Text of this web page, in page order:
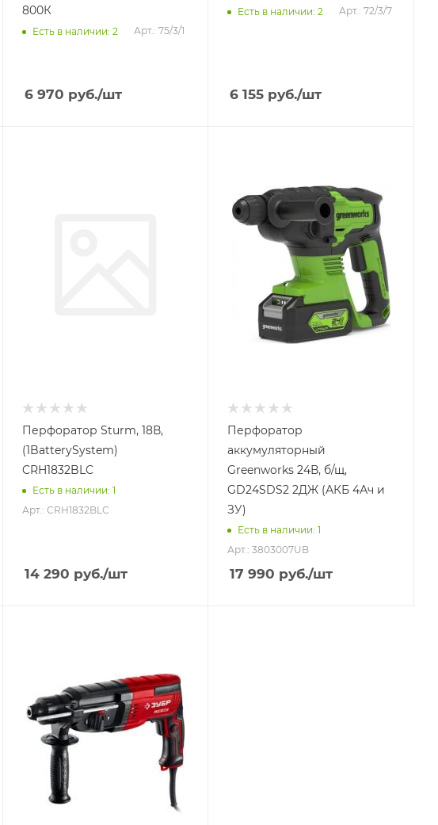
800К
Есть в наличии: 2 Арт.: 75/3/1
6 970 руб./шт
Есть в наличии: 2 Арт.: 72/3/7
6 155 руб./шт
Перфоратор Sturm, 18В,
(1BatterySystem)
CRH1832BLC
Есть в наличии: 1
Арт.: CRH1832BLC
14 290 руб./шт
Перфоратор
аккумуляторный
Greenworks 24В, б/щ,
GD24SDS2 2ДЖ (АКБ 4Ач и
ЗУ)
Есть в наличии: 1
Арт.: 3803007UB
17 990 руб./шт